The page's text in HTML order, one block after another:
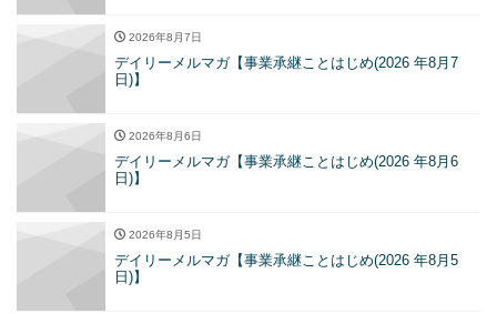
2026年8月7日
デイリーメルマガ【事業承継ことはじめ(2026 年8月7
日)】
2026年8月6日
デイリーメルマガ【事業承継ことはじめ(2026 年8月6
日)】
2026年8月5日
デイリーメルマガ【事業承継ことはじめ(2026 年8月5
日)】